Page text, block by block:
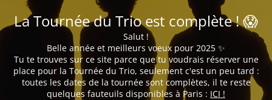
La Tournée du Trio est complète ! 😱
Salut !
Belle année et meilleurs voeux pour 2025 ✨
Tu te trouves sur ce site parce que tu voudrais réserver une
place pour la Tournée du Trio, seulement c'est un peu tard :
toutes les dates de la tournée sont complètes, il te reste
quelques fauteuils disponibles à Paris : ICI !